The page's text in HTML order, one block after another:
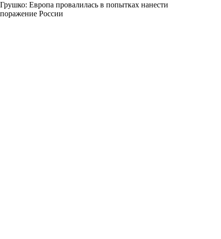
Грушко: Европа провалилась в попытках нанести
поражение России